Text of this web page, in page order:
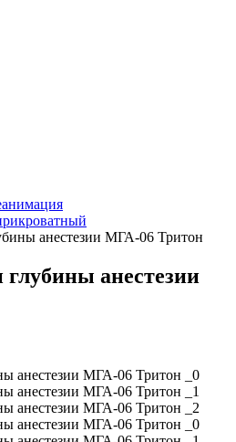
анестезии МГА-06 Тритон
анестезии